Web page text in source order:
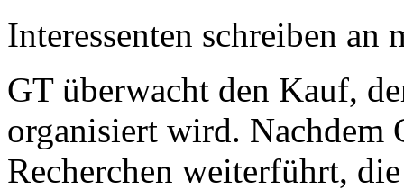
Interessenten schreiben
GT überwacht den Kauf,
organisiert wird. Nachdem
Recherchen weiterführt,